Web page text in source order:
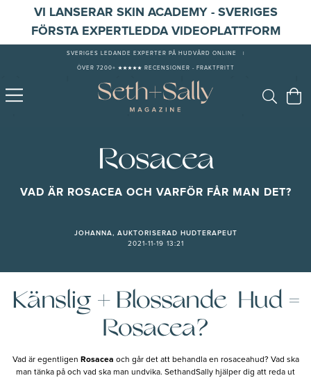
VI LANSERAR SKIN ACADEMY - SVERIGES
FÖRSTA EXPERTLEDDA VIDEOPLATTFORM
SVERIGES LEDANDE EXPERTER PÅ HUDVÅRD ONLINE
ÖVER 7200+ ★★★★★ RECENSIONER - FRAKTFRITT
Rosacea
VAD ÄR ROSACEA OCH VARFÖR FÅR MAN DET?
JOHANNA, AUKTORISERAD HUDTERAPEUT
2021-11-19 13:21
Känslig + Blossande Hud =
Rosacea?
Vad är egentligen Rosacea och går det att behandla en rosaceahud? Vad ska
man tänka på och vad ska man undvika. SethandSally hjälper dig att reda ut